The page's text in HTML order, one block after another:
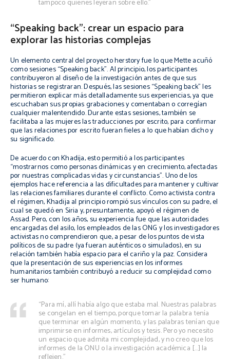
tampoco quienes leyeran sobre ello.”
“Speaking back”: crear un espacio para
explorar las historias complejas
Un elemento central del proyectoherstoryfue lo que Mette acuñó
como sesiones “Speaking back”. Al principio, los participantes
contribuyeron al diseño de la investigación antes de que sus
historias se registraran. Después, las sesiones “Speaking back” les
permitieron explicar más detalladamente sus experiencias, ya que
escuchaban sus propias grabaciones y comentaban o corregían
cualquier malentendido. Durante estas sesiones, también se
facilitaba a las mujeres las traducciones por escrito, para confirmar
que las relaciones por escrito fueran fieles a lo que habían dicho y
su significado.
De acuerdo con Khadija, esto permitió a los participantes
“mostrarnos como personas dinámicas y en crecimiento, afectadas
por nuestras complicadas vidas y circunstancias”. Uno de los
ejemplos hace referencia a las dificultades para mantener y cultivar
las relaciones familiares durante el conflicto. Como activista contra
el régimen, Khadija al principio rompió sus vínculos con su padre, el
cual se quedó en Siria y, presuntamente, apoyó el régimen de
Assad. Pero, con los años, su experiencia fue que las autoridades
encargadas del asilo, los empleados de las ONG y los investigadores
activistas no comprendieron que, a pesar de los puntos de vista
políticos de su padre (ya fueran auténticos o simulados), en su
relación también había espacio para el cariño y la paz. Considera
que la presentación de sus experiencias en los informes
humanitarios también contribuyó a reducir su complejidad como
ser humano:
“Para mí, allí había algo que estaba mal. Nuestras palabras
se congelan en el tiempo, porque tomar la palabra tenía
que terminar en algún momento, y las palabras tenían que
imprimirse en informes, artículos y tesis. Pero yo necesito
un espacio que admita mi complejidad, y no creo que los
informes de la ONU o la investigación académica […] la